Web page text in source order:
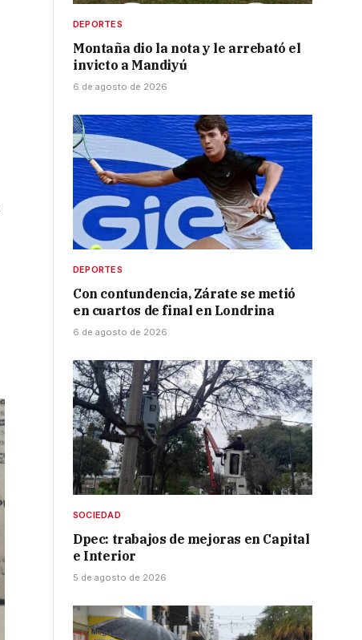
DEPORTES
Montaña dio la nota y le arrebató el
invicto a Mandiyú
6 de agosto de 2026
DEPORTES
Con contundencia, Zárate se metió
en cuartos de final en Londrina
6 de agosto de 2026
SOCIEDAD
Dpec: trabajos de mejoras en Capital
e Interior
5 de agosto de 2026